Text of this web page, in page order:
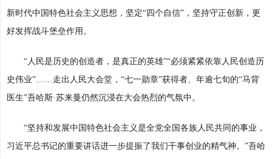
新时代中国特色社会主义思想，坚定“四个自信”，坚持守正创新，更
好发挥战斗堡垒作用。
“人民是历史的创造者，是真正的英雄”“必须紧紧依靠人民创造历
史伟业”……走出人民大会堂，“七一勋章”获得者、年逾七旬的“马背
医生”吾哈斯·苏来曼仍然沉浸在大会热烈的气氛中。
“坚持和发展中国特色社会主义是全党全国各族人民共同的事业，
习近平总书记的重要讲话进一步提振了我们干事创业的精气神。”吾哈